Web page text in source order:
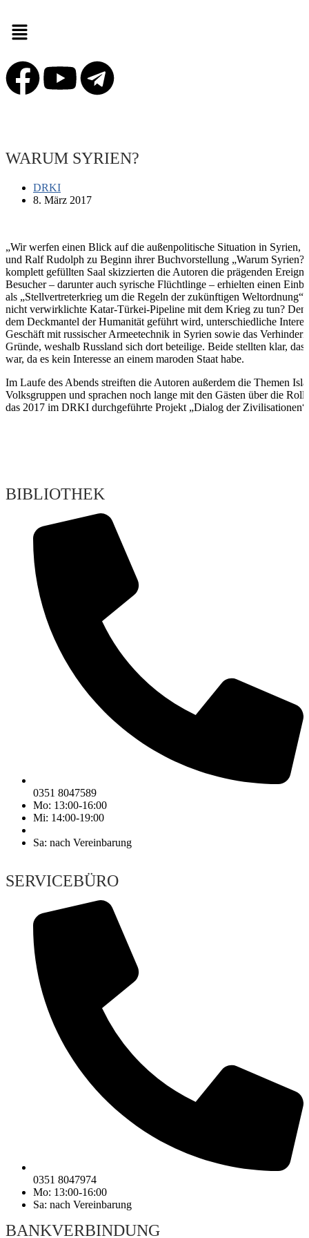
WARUM SYRIEN?
DRKI
8. März 2017
„Wir werfen einen Blick auf die außenpolitische Situation in Syrien,
und Ralf Rudolph zu Beginn ihrer Buchvorstellung „Warum
komplett gefüllten Saal skizzierten die Autoren die prägenden
Besucher – darunter auch syrische Flüchtlinge – erhielten einen
als „Stellvertreterkrieg um die Regeln der zukünftigen
nicht verwirklichte Katar-Türkei-Pipeline mit dem Krieg zu tun? Den
dem Deckmantel der Humanität geführt wird, unterschiedliche
Geschäft mit russischer Armeetechnik in Syrien sowie das
Gründe, weshalb Russland sich dort beteilige. Beide stellten klar,
war, da es kein Interesse an einem maroden Staat habe.
Im Laufe des Abends streiften die Autoren außerdem die Themen
Volksgruppen und sprachen noch lange mit den Gästen über die
das 2017 im DRKI durchgeführte Projekt „Dialog der
BIBLIOTHEK
0351 8047589
Mo: 13:00-16:00
Mi: 14:00-19:00
Sa: nach Vereinbarung
SERVICEBÜRO
0351 8047974
Mo: 13:00-16:00
Sa: nach Vereinbarung
BANKVERBINDUNG